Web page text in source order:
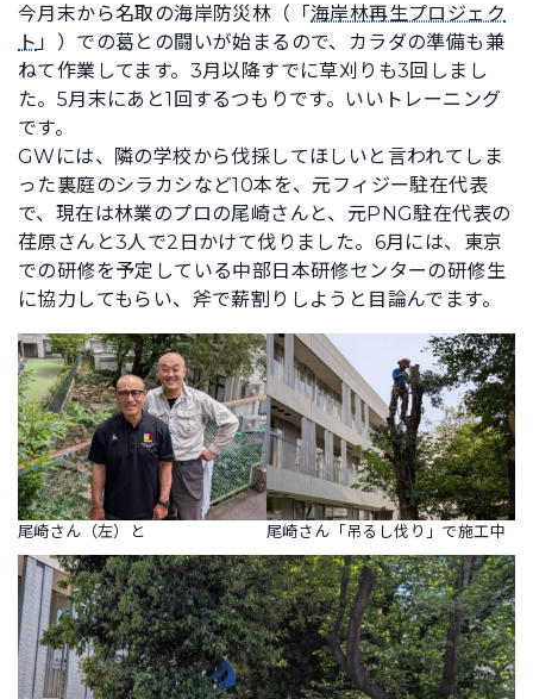
今月末から名取の海岸防災林（「海岸林再生プロジェク
ト 」）での葛との闘いが始まるので、カラダの準備も兼
ねて作業してます。3月以降すでに草刈りも3回しまし
た。5月末にあと1回するつもりです。いいトレーニング
です。
GWには、隣の学校から伐採してほしいと言われてしま
った裏庭のシラカシなど10本を、元フィジー駐在代表
で、現在は林業のプロの尾崎さんと、元PNG駐在代表の
荏原さんと3人で2日かけて伐りました。6月には、東京
での研修を予定している中部日本研修センターの研修生
に協力してもらい、斧で薪割りしようと目論んでます。
尾崎さん（左）と 尾崎さん「吊るし伐り」で施工中